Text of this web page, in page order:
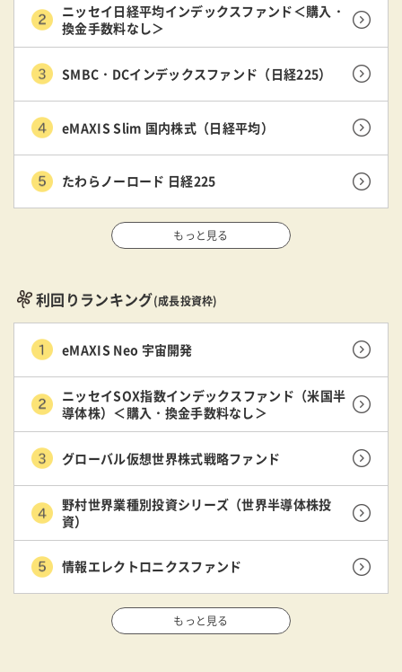
ニッセイ日経平均インデックスファンド＜購入・
換金手数料なし＞
SMBC・DCインデックスファンド（日経225）
eMAXIS Slim 国内株式（日経平均）
たわらノーロード 日経225
もっと見る
利回りランキング(成長投資枠)
eMAXIS Neo 宇宙開発
ニッセイSOX指数インデックスファンド（米国半
導体株）＜購入・換金手数料なし＞
グローバル仮想世界株式戦略ファンド
野村世界業種別投資シリーズ（世界半導体株投
資）
情報エレクトロニクスファンド
もっと見る